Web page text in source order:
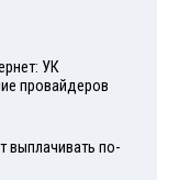
УК
провайдеров
выплачивать по-